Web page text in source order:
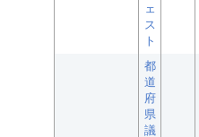
ェ
ス
ト
都
道
府
県
議